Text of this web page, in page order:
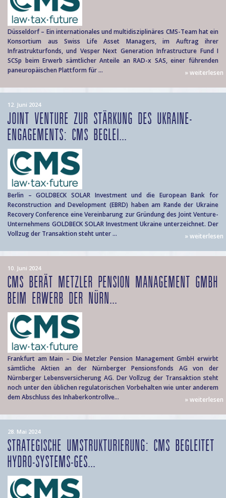
Düsseldorf – Ein internationales und multidisziplinäres CMS-Team hat ein
Konsortium aus Swiss Life Asset Managers, im Auftrag ihrer
Infrastrukturfonds, und Vesper Next Generation Infrastructure Fund I
SCSp beim Erwerb sämtlicher Anteile an RAD-x SAS, einer führenden
paneuropäischen Plattform für ...
» weiterlesen
12. Juni 2024
JOINT VENTURE ZUR STÄRKUNG DES UKRAINE-
ENGAGEMENTS: CMS BEGLEI...
Berlin – GOLDBECK SOLAR Investment und die European Bank for
Reconstruction and Development (EBRD) haben am Rande der Ukraine
Recovery Conference eine Vereinbarung zur Gründung des Joint Venture-
Unternehmens GOLDBECK SOLAR Investment Ukraine unterzeichnet. Der
Vollzug der Transaktion steht unter ...
» weiterlesen
10. Juni 2024
CMS BERÄT METZLER PENSION MANAGEMENT GMBH
BEIM ERWERB DER NÜRN...
Frankfurt am Main – Die Metzler Pension Management GmbH erwirbt
sämtliche Aktien an der Nürnberger Pensionsfonds AG von der
Nürnberger Lebensversicherung AG. Der Vollzug der Transaktion steht
noch unter den üblichen regulatorischen Vorbehalten wie unter anderem
dem Abschluss des Inhaberkontrollve...
» weiterlesen
28. Mai 2024
STRATEGISCHE UMSTRUKTURIERUNG: CMS BEGLEITET
HYDRO-SYSTEMS-GES...